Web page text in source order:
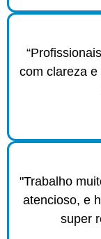
com clareza
"Trabalho
atencioso, e
super